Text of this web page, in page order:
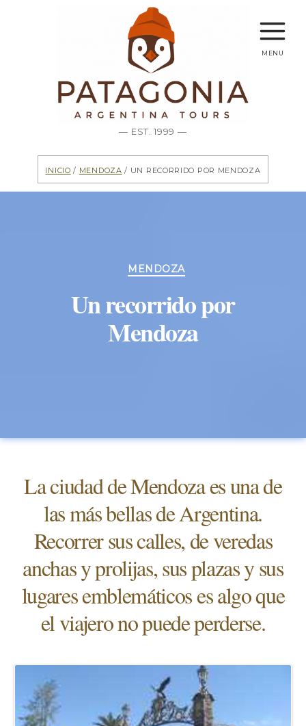
— EST. 1999 —
menu
Inicio / Mendoza / Un recorrido por Mendoza
Categorías
MENDOZA
Un recorrido por
Mendoza
La ciudad de Mendoza es una de
las más bellas de Argentina.
Recorrer sus calles, de veredas
anchas y prolijas, sus plazas y sus
lugares emblemáticos es algo que
el viajero no puede perderse.